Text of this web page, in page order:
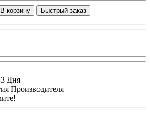
В корзину Быстрый заказ
3 Дня
Производителя